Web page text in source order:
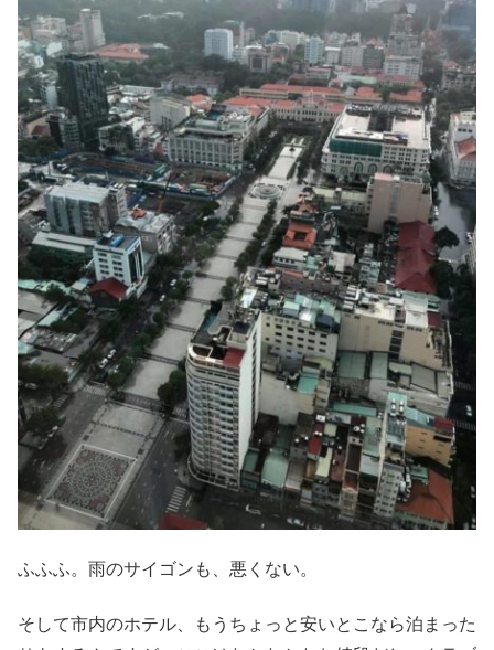
ふふふ。雨のサイゴンも、悪くない。
そして市内のホテル、もうちょっと安いとこなら泊まった